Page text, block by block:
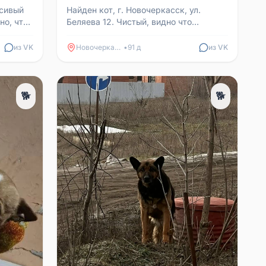
что
из VK
Найден кот, г. Новочеркасск, ул.
Беляева 12. Чистый, видно что
ориентировочный возраст три ...
Новочеркасск • 91 д из VK
🐕 🐕